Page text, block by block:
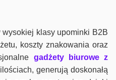
wysokiej klasy upominki B2B
koszty znakowania oraz
gadżety biurowe z
generują doskonałą